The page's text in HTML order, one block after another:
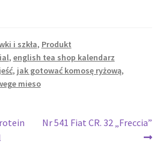
i szkła, Produkt
, english tea shop kalendarz
, jak gotować komosę ryżową,
mieso
Następny
Nr 541 Fiat CR. 32 „Freccia”